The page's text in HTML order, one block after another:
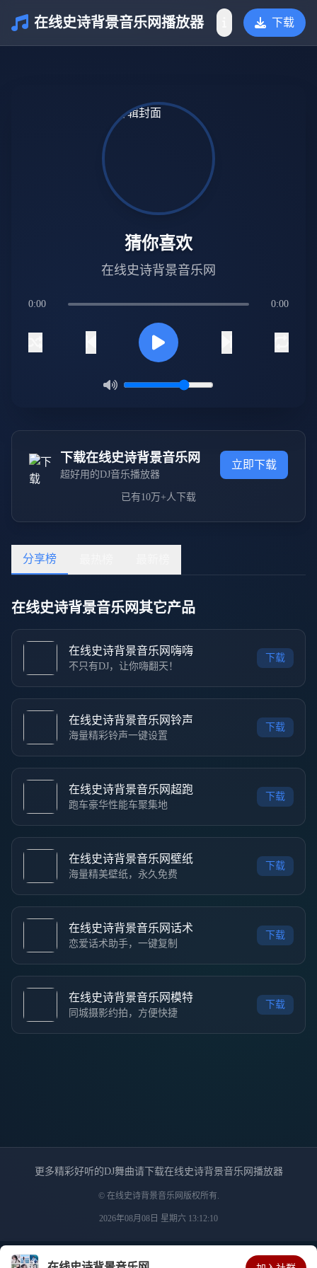
在线史诗背景音乐网播放器 下载
介绍
猜你喜欢
在线史诗背景音乐网
0:00 0:00
下载在线史诗背景音乐网
超好用的DJ音乐播放器
立即下载
已有10万+人下载
分享榜
在线史诗背景音乐网其它产品
在线史诗背景音乐网嗨嗨
不只有DJ，让你嗨翻天！
下载
在线史诗背景音乐网铃声
海量精彩铃声一键设置
下载
在线史诗背景音乐网超跑
跑车豪华性能车聚集地
下载
在线史诗背景音乐网壁纸
海量精美壁纸，永久免费
下载
在线史诗背景音乐网话术
恋爱话术助手，一键复制
下载
在线史诗背景音乐网模特
同城摄影约拍，方便快捷
下载
更多精彩好听的DJ舞曲请下载在线史诗背景音乐网播放器
© 在线史诗背景音乐网版权所有.
2026年08月08日 星期六 13:12:10